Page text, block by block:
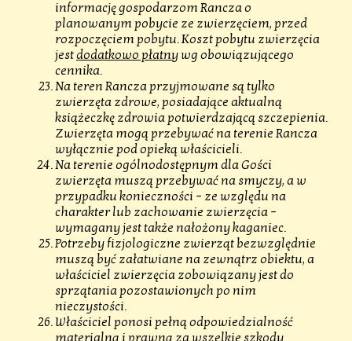
informację gospodarzom Rancza o
planowanym pobycie ze zwierzęciem, przed
rozpoczęciem pobytu. Koszt pobytu zwierzęcia
jestdodatkowo płatny wg obowiązującego
cennika.
Na teren Rancza przyjmowane są tylko
zwierzęta zdrowe, posiadające aktualną
książeczkę zdrowia potwierdzającą szczepienia.
Zwierzęta mogą przebywać na terenie Rancza
wyłącznie pod opieką właścicieli.
Na terenie ogólnodostępnym dla Gości
zwierzęta muszą przebywać na smyczy, a w
przypadku konieczności – ze względu na
charakter lub zachowanie zwierzęcia –
wymagany jest także nałożony kaganiec.
Potrzeby fizjologiczne zwierząt bezwzględnie
muszą być załatwiane na zewnątrz obiektu, a
właściciel zwierzęcia zobowiązany jest do
sprzątania pozostawionych po nim
nieczystości.
Właściciel ponosi pełną odpowiedzialność